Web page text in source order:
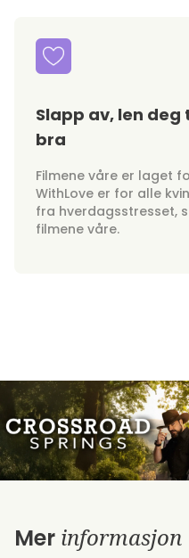
Slapp av, len
bra
Filmene våre er laget
WithLove er for alle
fra hverdagsstresset,
filmene våre.
Mer informasjon